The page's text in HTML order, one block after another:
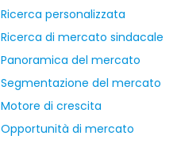
Ricerca personalizzata
Ricerca di mercato sindacale
Panoramica del mercato
Segmentazione del mercato
Motore di crescita
Opportunità di mercato